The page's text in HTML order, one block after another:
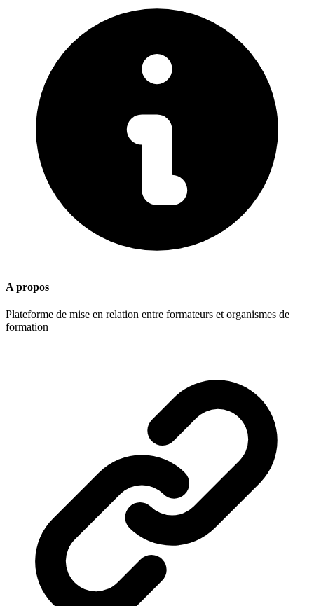
A propos
Plateforme de mise en relation entre formateurs et organismes de
formation